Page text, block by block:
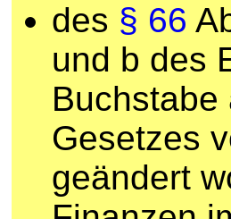
des § 66
und b des
Buchstabe
Gesetzes
geändert